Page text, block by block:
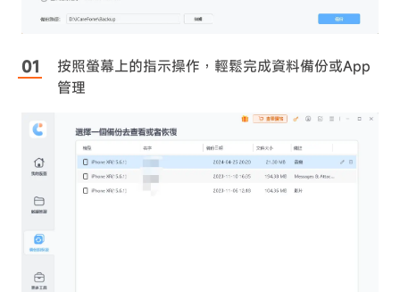
按照螢幕上的指示操作，輕鬆完成資料備份或App
管理